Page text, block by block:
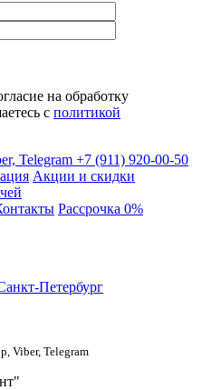
на обработку
c политикой
Telegram +7 (911) 920-00-50
Акции и скидки
Расcрочка 0%
Viber, Telegram